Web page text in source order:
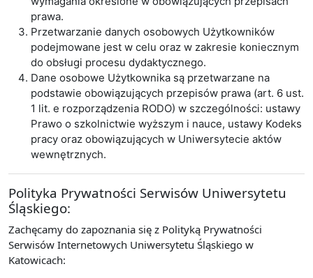
prawa.
Przetwarzanie danych osobowych Użytkowników
podejmowane jest w celu oraz w zakresie koniecznym
do obsługi procesu dydaktycznego.
Dane osobowe Użytkownika są przetwarzane na
podstawie obowiązujących przepisów prawa (art. 6 ust.
1 lit. e rozporządzenia RODO) w szczególności: ustawy
Prawo o szkolnictwie wyższym i nauce, ustawy Kodeks
pracy oraz obowiązujących w Uniwersytecie aktów
wewnętrznych.
Polityka Prywatności Serwisów Uniwersytetu
Śląskiego:
Zachęcamy do zapoznania się z Polityką Prywatności
Serwisów Internetowych Uniwersytetu Śląskiego w
Katowicach: